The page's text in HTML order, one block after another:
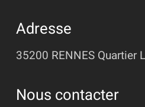
Adresse
35200 RENNES Quartier
Nous contacter